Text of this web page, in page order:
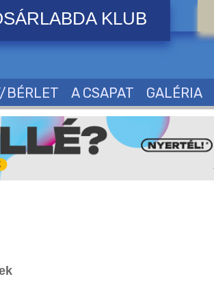
KLUB
BÉRLET A CSAPAT GALÉRIA